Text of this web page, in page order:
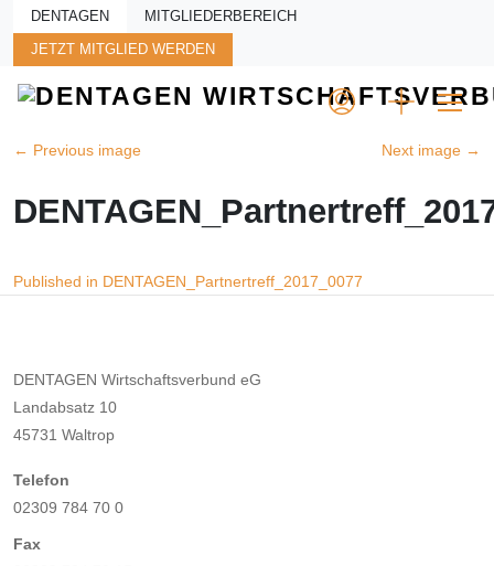
Skip to main content
DENTAGEN MITGLIEDERBEREICH
JETZT MITGLIED WERDEN
← Previous image Next image →
Beitragsnavigation
Published in DENTAGEN_Partnertreff_2017_0077
DENTAGEN Wirtschaftsverbund eG
Landabsatz 10
45731 Waltrop
Telefon
02309 784 70 0
Fax